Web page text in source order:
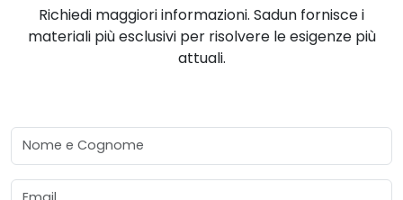
Richiedi maggiori informazioni. Sadun fornisce i
materiali più esclusivi per risolvere le esigenze più
attuali.
Nome e Cognome
Email